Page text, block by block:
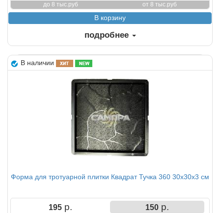
до 8 тыс.руб от 8 тыс.руб
подробнее
В наличии
Форма для тротуарной плитки Квадрат Тучка 360 30х30х3 см
195 р. 150р.